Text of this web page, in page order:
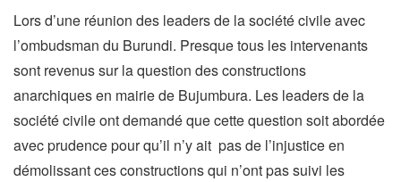
Lors d’une réunion des leaders de la société civile avec
l’ombudsman du Burundi. Presque tous les intervenants
sont revenus sur la question des constructions
anarchiques en mairie de Bujumbura. Les leaders de la
société civile ont demandé que cette question soit abordée
avec prudence pour qu’il n’y ait pas de l’injustice en
démolissant ces constructions qui n’ont pas suivi les